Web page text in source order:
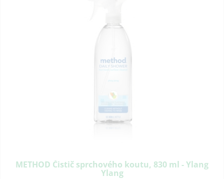
METHOD Čistič sprchového koutu, 830 ml - Ylang
Ylang